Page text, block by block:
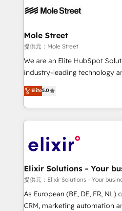
workflows; automation
Healthcare: HIPAA
workflows 💼 Financial
workflows; audit-ready
intake; pipeline and document
revenue automation 🏢 Real
portfolio and lifecycle
HIPAA-aware; CASL-
implementations where required 💡 Why
built to scale.
Mole Street
提供元：Mole Street
We are an Elite HubSpot
industry-leading technology
consultancy. Our focus is on
market B2B companies
approach to execute their
applications of our solutions;
Design, Migrations + Integrations. Mole
greatness, which is achieved
absolute clarity, derived from
strategy, executed well, and
results. The culture is driven
Elite5.0
提供元：Elixir Solutions - Your
As European (BE, DE, FR,
CRM, marketing automation